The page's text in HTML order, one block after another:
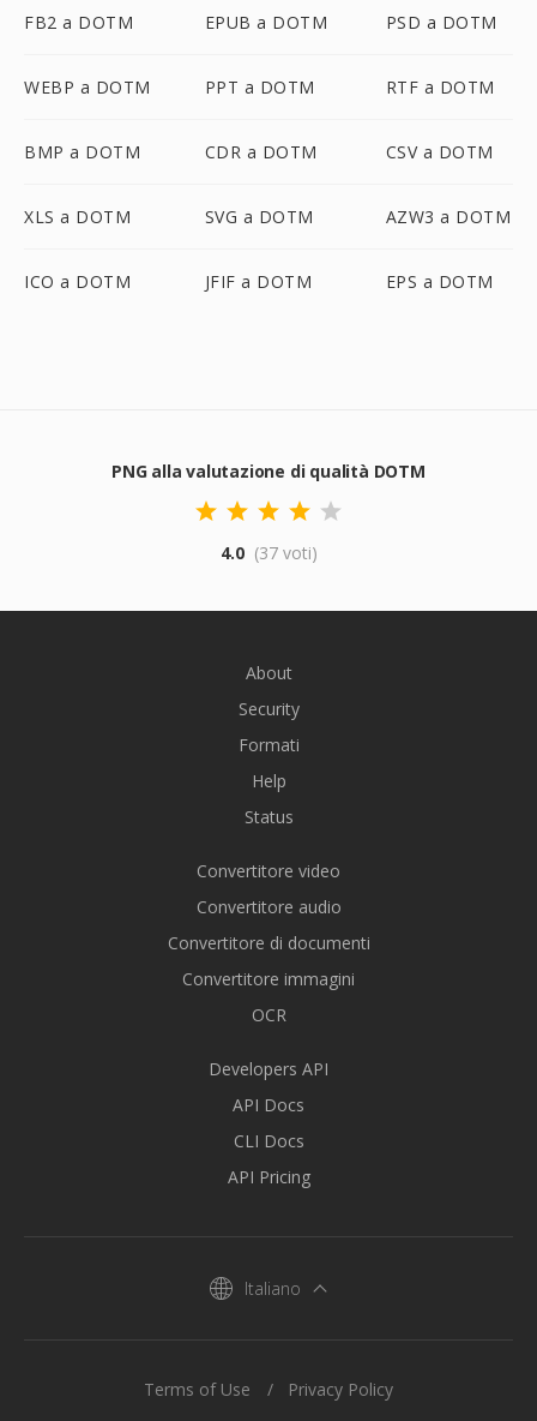
FB2 a DOTM EPUB a DOTM PSD a DOTM
WEBP a DOTM PPT a DOTM RTF a DOTM
BMP a DOTM CDR a DOTM CSV a DOTM
XLS a DOTM SVG a DOTM AZW3 a DOTM
ICO a DOTM JFIF a DOTM EPS a DOTM
PNG alla valutazione di qualità DOTM
4.0 (37 voti)
About
Security
Formati
Help
Status
Convertitore video
Convertitore audio
Convertitore di documenti
Convertitore immagini
OCR
Developers API
API Docs
CLI Docs
API Pricing
Italiano
Terms of Use Privacy Policy